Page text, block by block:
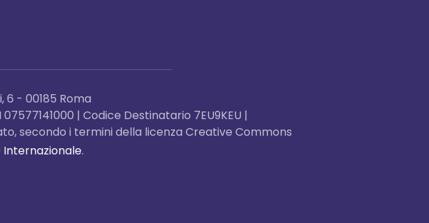
6 - 00185 Roma
| Codice Destinatario 7EU9KEU |
secondo i termini della licenza Creative Commons
.